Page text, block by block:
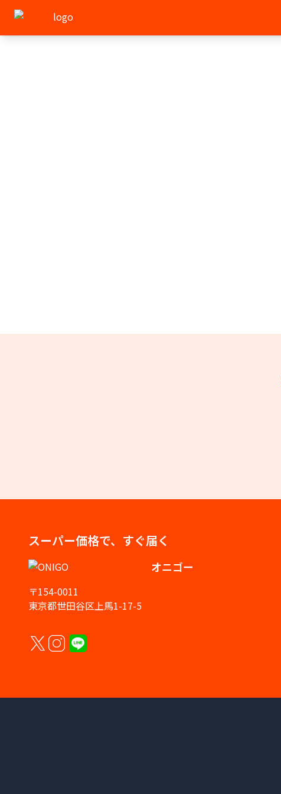
スーパー価格で、すぐ届く
オニゴー
〒154-0011
東京都世田谷区上馬1-17-5